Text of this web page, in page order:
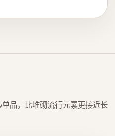
品，比堆砌流行元素更接近长